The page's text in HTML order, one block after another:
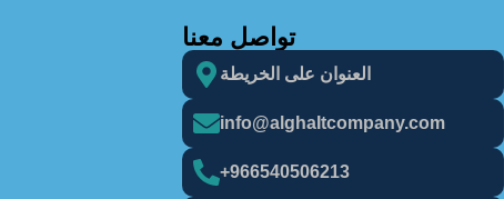
تواصل معنا
العنوان على الخريطة
info@alghaItcompany.com
966540506213+